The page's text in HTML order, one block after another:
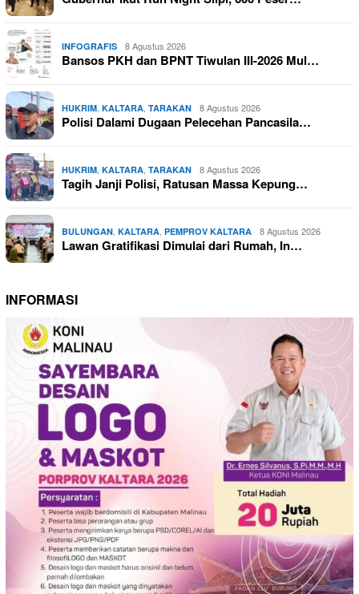
INFOGRAFIS 8 Agustus 2026
Bansos PKH dan BPNT Tiwulan III-2026 Mul…
HUKRIM KALTARA TARAKAN 8 Agustus 2026
Polisi Dalami Dugaan Pelecehan Pancasila…
HUKRIM KALTARA TARAKAN 8 Agustus 2026
Tagih Janji Polisi, Ratusan Massa Kepung…
BULUNGAN KALTARA PEMPROV KALTARA 8 Agustus 2026
Lawan Gratifikasi Dimulai dari Rumah, In…
INFORMASI